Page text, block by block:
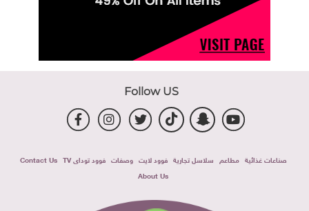
Follow US
صناعات غذائية مطاعم سلاسل تجارية فوود لايت وصفات فوود توداى TV
Contact Us
About Us